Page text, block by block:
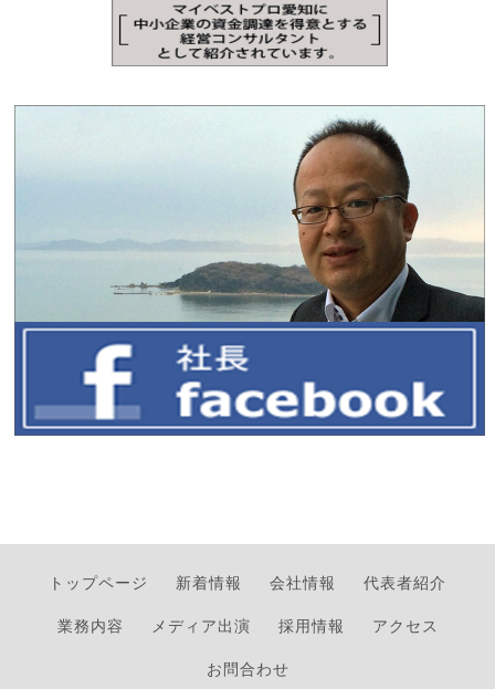
トップページ 新着情報 会社情報
代表者紹介
業務内容
メディア出演 採用情報
アクセス
お問合わせ